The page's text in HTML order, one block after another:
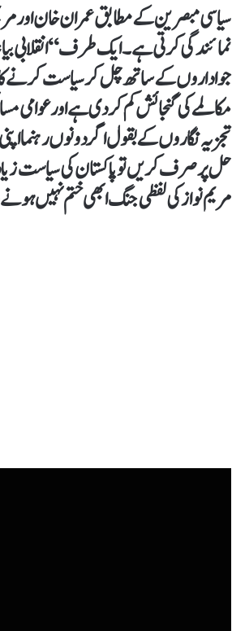
سیاسی مبصرین کے مطابق عمران خان اور
نمائندگی کرتی ہے۔ ایک طرف “انقلابی
جو اداروں کے ساتھ چل کر سیاست کرنے
مکالمے کی گنجائش کم کر دی ہے اور عوامی
تجزیہ نگاروں کے بقول اگر دونوں رہنما
حل پر صرف کریں تو پاکستان کی سیاست زیادہ
مریم نواز کی لفظی جنگ ابھی ختم نہیں